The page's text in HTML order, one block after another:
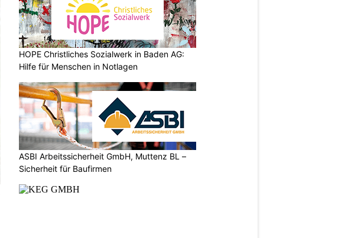
HOPE Christliches Sozialwerk in Baden AG:
Hilfe für Menschen in Notlagen
ASBI Arbeitssicherheit GmbH, Muttenz BL –
Sicherheit für Baufirmen